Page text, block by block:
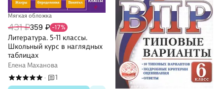
Мягкая обложка
431 ₽359 ₽ -17%
Литература. 5-11 классы.
Школьный курс в наглядных
таблицах
Елена Маханова
·
1